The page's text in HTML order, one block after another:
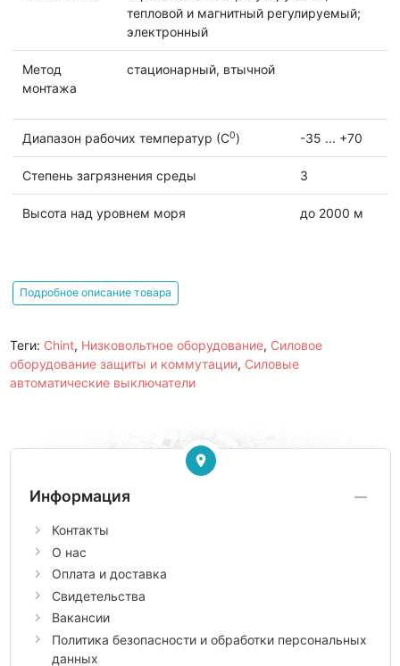
тепловой и магнитный регулируемый;
электронный
Метод
монтажа
стационарный, втычной
Диапазон рабочих температур (С0) -35 ... +70
Степень загрязнения среды 3
Высота над уровнем моря до 2000 м
Подробное описание товара
Теги: Chint, Низковольтное оборудование, Силовое
оборудование защиты и коммутации, Силовые
автоматические выключатели
Информация
Контакты
О нас
Оплата и доставка
Свидетельства
Вакансии
Политика безопасности и обработки персональных
данных